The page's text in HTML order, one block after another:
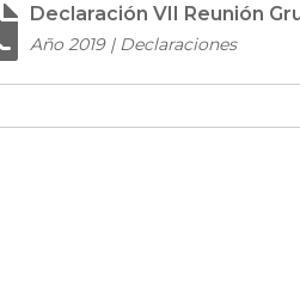
Declaración VII Reunión
Año 2019 | Declaraciones